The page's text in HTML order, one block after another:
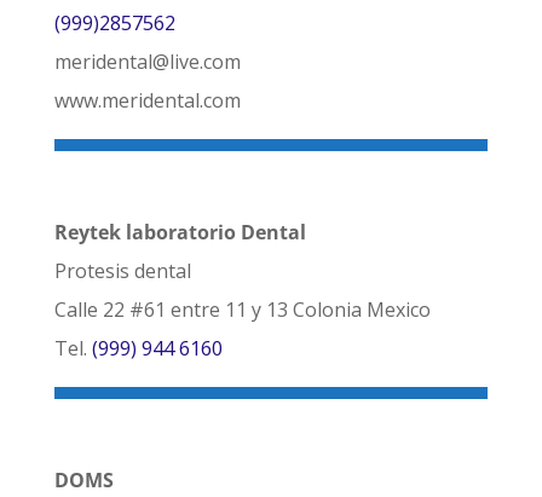
(999)2857562
meridental@live.com
www.meridental.com
Reytek laboratorio Dental
Protesis dental
Calle 22 #61 entre 11 y 13 Colonia Mexico
Tel. (999) 944 6160
DOMS